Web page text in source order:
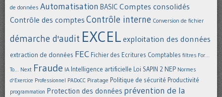
de données Automatisation BASIC Comptes consolidés
Contrôle des comptes Contrôle interne Conversion de fichier
démarche d'audit EXCEL exploitation des données
extraction de données FEC Fichier des Ecritures Comptables filtres For...
To... Next Fraude IA Intelligence artificielle Loi SAPIN 2 NEP Normes
d'Exercice Professionnel PADoCC Piratage Politique de sécurité Productivité
programmation Protection des données prévention de la